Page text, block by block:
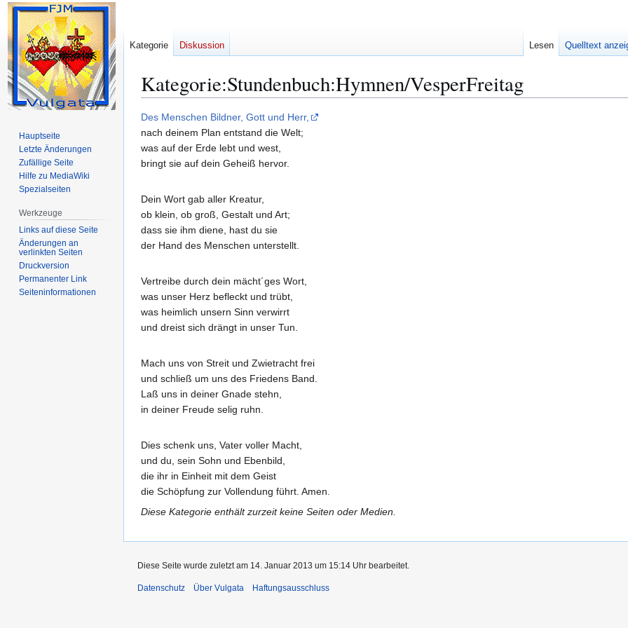
Kategorie:Stundenbuch:Hymnen/VesperFreitag
Zur
Navigation
springen
Zur
Suche
springen
Des Menschen Bildner, Gott und Herr,
nach deinem Plan entstand die Welt;
was auf der Erde lebt und west,
bringt sie auf dein Geheiß hervor.
Dein Wort gab aller Kreatur,
ob klein, ob groß, Gestalt und Art;
dass sie ihm diene, hast du sie
der Hand des Menschen unterstellt.
Vertreibe durch dein mächt´ges Wort,
was unser Herz befleckt und trübt,
was heimlich unsern Sinn verwirrt
und dreist sich drängt in unser Tun.
Mach uns von Streit und Zwietracht frei
und schließ um uns des Friedens Band.
Laß uns in deiner Gnade stehn,
in deiner Freude selig ruhn.
Dies schenk uns, Vater voller Macht,
und du, sein Sohn und Ebenbild,
die ihr in Einheit mit dem Geist
die Schöpfung zur Vollendung führt. Amen.
Diese Kategorie enthält zurzeit keine Seiten oder Medien.
Kategorie Diskussion Lesen Quelltext
Hauptseite
Letzte Änderungen
Zufällige Seite
Hilfe zu MediaWiki
Spezialseiten
Werkzeuge
Links auf diese Seite
Änderungen an
verlinkten Seiten
Druckversion
Permanenter Link
Seiten­­informationen
Diese Seite wurde zuletzt am 14. Januar 2013 um 15:14 Uhr bearbeitet.
Datenschutz Über Vulgata Haftungsausschluss